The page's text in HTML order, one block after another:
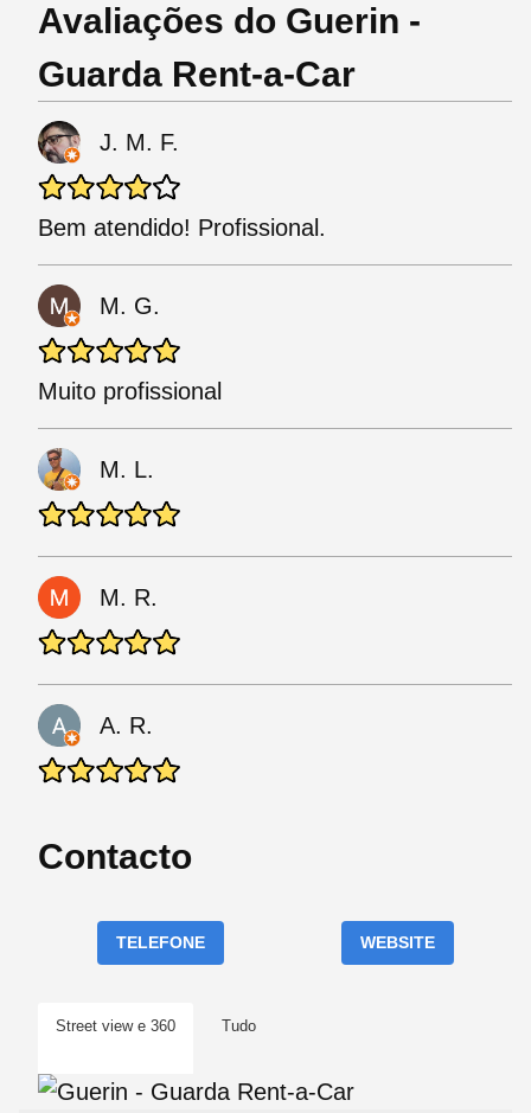
Avaliações do Guerin -
Guarda Rent-a-Car
J. M. F.
Bem atendido! Profissional.
M. G.
Muito profissional
M. L.
M. R.
A. R.
Contacto
TELEFONE WEBSITE
Street view e 360 Tudo